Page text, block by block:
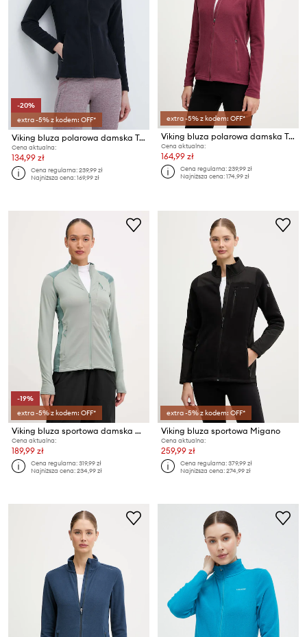
-20%
extra -5% z kodem: OFF*
Viking bluza polarowa damska Tesero
Cena aktualna:
134,99 zł
Cena regularna:239,99 zł
Najniższa cena:169,99 zł
extra -5% z kodem: OFF*
Viking bluza polarowa damska Tesero
Cena aktualna:
164,99 zł
Cena regularna:239,99 zł
Najniższa cena:174,99 zł
-19%
extra -5% z kodem: OFF*
Viking bluza sportowa damska Birger
Cena aktualna:
189,99 zł
Cena regularna:319,99 zł
Najniższa cena:234,99 zł
extra -5% z kodem: OFF*
Viking bluza sportowa Migano
Cena aktualna:
259,99 zł
Cena regularna:379,99 zł
Najniższa cena:274,99 zł